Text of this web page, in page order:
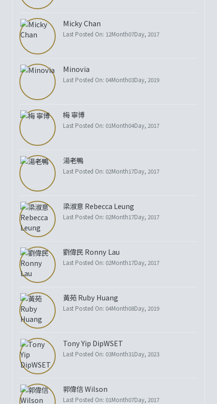
Micky Chan
Last Posted On: 12Month07Day, 2017
Minovia
Last Posted On: 04Month03Day, 2019
梅 寧博
Last Posted On: 01Month04Day, 2017
湯老鴨
Last Posted On: 02Month17Day, 2017
梁淑意 Rebecca Leung
Last Posted On: 02Month17Day, 2017
劉偉民 Ronny Lau
Last Posted On: 02Month17Day, 2017
黃苑 Ruby Huang
Last Posted On: 04Month08Day, 2019
Tony Yip DipWSET
Last Posted On: 03Month31Day, 2023
郭偉信 Wilson
Last Posted On: 01Month07Day, 2017